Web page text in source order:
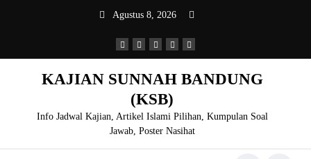
Agustus 8, 2026
KAJIAN SUNNAH BANDUNG
(KSB)
Info Jadwal Kajian, Artikel Islami Pilihan, Kumpulan Soal
Jawab, Poster Nasihat